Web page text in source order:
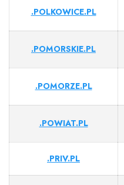
.POLKOWICE.PL
.POMORSKIE.PL
.POMORZE.PL
.POWIAT.PL
.PRIV.PL